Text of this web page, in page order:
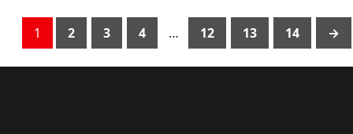
1 2 3 4 … 12 13 14 →